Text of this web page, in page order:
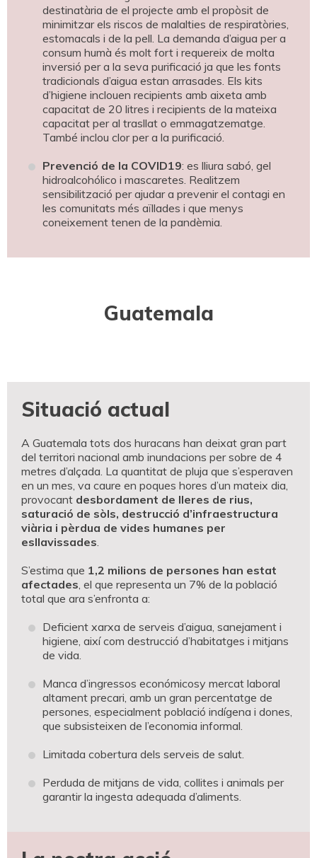
destinatària de el projecte amb el propòsit de
minimitzar els riscos de malalties de respiratòries,
estomacals i de la pell. La demanda d’aigua per a
consum humà és molt fort i requereix de molta
inversió per a la seva purificació ja que les fonts
tradicionals d’aigua estan arrasades. Els kits
d’higiene inclouen recipients amb aixeta amb
capacitat de 20 litres i recipients de la mateixa
capacitat per al trasllat o emmagatzematge.
També inclou clor per a la purificació.
Prevenció de la COVID19: es lliura sabó, gel
hidroalcohólico i mascaretes. Realitzem
sensibilització per ajudar a prevenir el contagi en
les comunitats més aïllades i que menys
coneixement tenen de la pandèmia.
Guatemala
Situació actual
A Guatemala tots dos huracans han deixat gran part
del territori nacional amb inundacions per sobre de 4
metres d’alçada. La quantitat de pluja que s’esperaven
en un mes, va caure en poques hores d’un mateix dia,
provocant desbordament de lleres de rius,
saturació de sòls, destrucció d’infraestructura
viària i pèrdua de vides humanes per
esllavissades.
S’estima que 1,2 milions de persones han estat
afectades, el que representa un 7% de la població
total que ara s’enfronta a:
Deficient xarxa de serveis d’aigua, sanejament i
higiene, així com destrucció d’habitatges i mitjans
de vida.
Manca d’ingressos económicosy mercat laboral
altament precari, amb un gran percentatge de
persones, especialment població indígena i dones,
que subsisteixen de l’economia informal.
Limitada cobertura dels serveis de salut.
Perduda de mitjans de vida, collites i animals per
garantir la ingesta adequada d’aliments.